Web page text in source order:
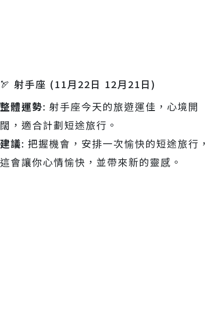
🏹 射手座 (11月22日 12月21日)
整體運勢: 射手座今天的旅遊運佳，心境開
闊，適合計劃短途旅行。
建議: 把握機會，安排一次愉快的短途旅行，
這會讓你心情愉快，並帶來新的靈感。